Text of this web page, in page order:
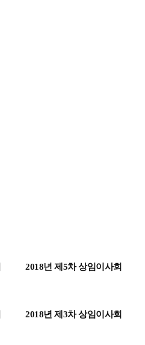
2018년 제5차 상임이사회
2018년 제3차 상임이사회